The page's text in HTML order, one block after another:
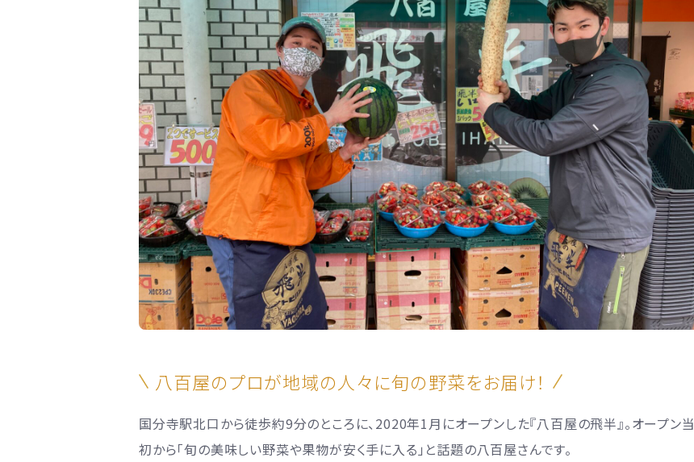
八百屋のプロが地域の人々に旬の野菜をお届け！
国分寺駅北口から徒歩約9分のところに、2020年1月にオープンした『八百屋の飛半』。オープン当
初から「旬の美味しい野菜や果物が安く手に入る」と話題の八百屋さんです。